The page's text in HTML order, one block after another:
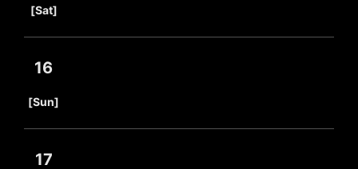
[Sat]
16
[Sun]
17